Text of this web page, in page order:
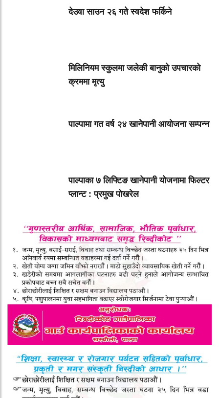
देउवा साउन २६ गते स्वदेश फर्किने
मिलिनियम स्कुलमा जलेकी बानुको उपचारको
क्रममा मृत्यु
पाल्पामा गत वर्ष २४ खानेपानी आयोजना सम्पन्न
पाल्पाका ७ लिफ्टिङ खानेपानी योजनामा फिल्टर
प्लान्ट : प्रमुख पोखरेल